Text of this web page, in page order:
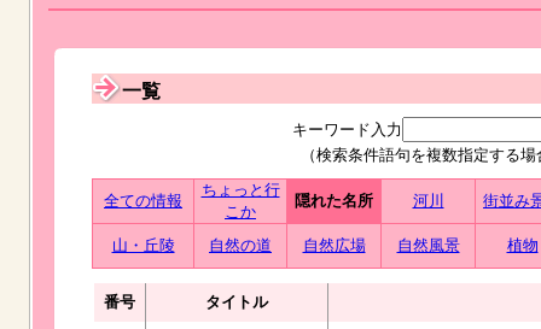
一覧
キーワード入力
（検索条件語句を複数指定する
全ての情報
ちょっと行
こか
隠れた名所 河川 街並み
山・丘陵 自然の道 自然広場 自然風景 植物
番号 タイトル